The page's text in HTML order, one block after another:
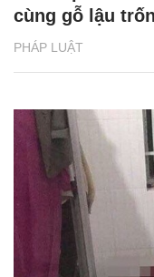
PHÁP LUẬT
cùng gỗ lậu